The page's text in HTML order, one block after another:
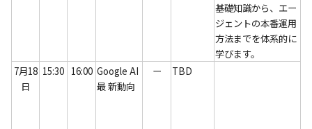
基礎知識から、エー
ジェントの本番運用
方法までを体系的に
学びます。
7月18
日
15:30 16:00 Google AI
最 新動向
ー TBD